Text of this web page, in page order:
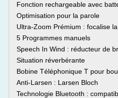
Fonction rechargeable avec
Optimisation pour la parole
Ultra-Zoom Prémium : focalise
5 Programmes manuels
Speech In Wind : réducteur de
Situation réverbérante
Bobine Téléphonique T pour
Anti-Larsen : Larsen Bloch
Technologie Bluetooth :